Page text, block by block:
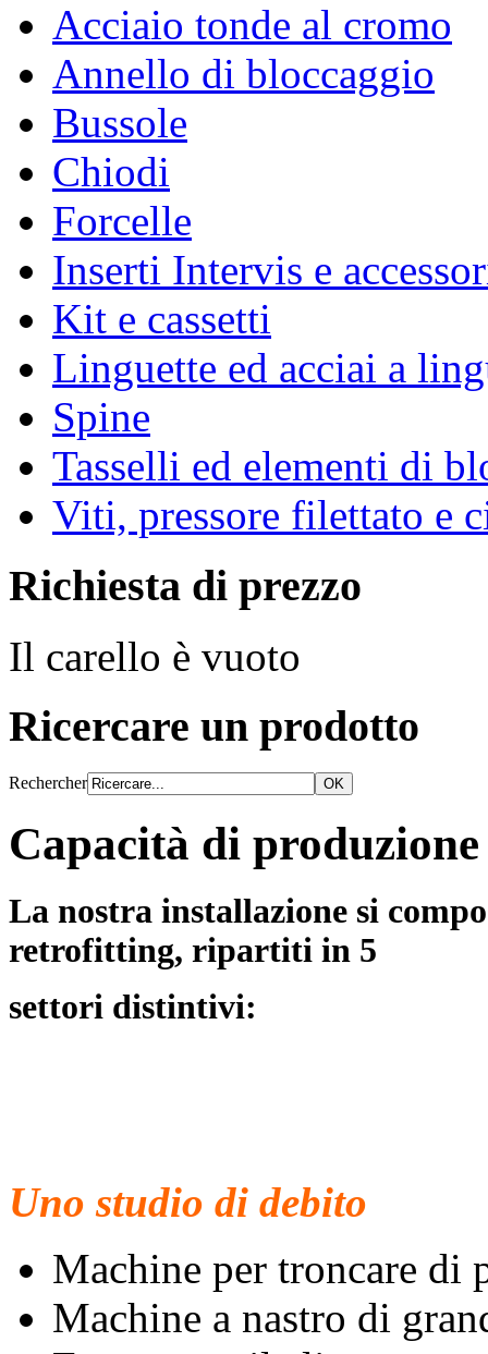
Acciaio tonde al cromo
Annello di bloccaggio
Bussole
Chiodi
Forcelle
Inserti Intervis e
Kit e cassetti
Linguette ed acciai a
Spine
Tasselli ed elementi di
Viti, pressore filettato e
Richiesta di prezzo
Il carello è vuoto
Ricercare un prodotto
Rechercher
Capacità di produzione
La nostra installazione si
retrofitting, ripartiti in 5
settori distintivi:
Uno studio di debito
Machine per troncare di
Machine a nastro di